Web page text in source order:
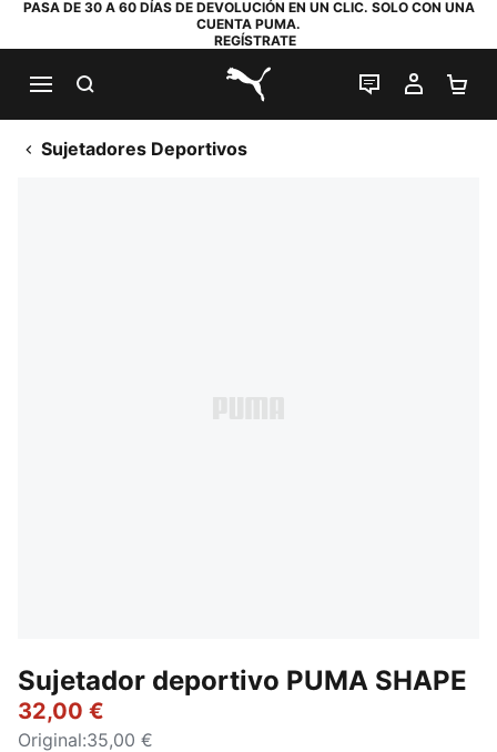
PASA DE 30 A 60 DÍAS DE DEVOLUCIÓN EN UN CLIC. SOLO CON UNA
CUENTA PUMA.
REGÍSTRATE
PUMA.com
CHAT EN
MI
Sujetadores Deportivos
Sujetador deportivo PUMA SHAPE
32,00 €
Original:35,00 €